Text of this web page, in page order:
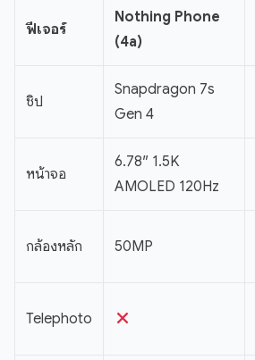
ฟีเจอร์
Nothing Phone
(4a)
ชิป
Snapdragon 7s
Gen 4
หน้าจอ
6.78″ 1.5K
AMOLED 120Hz
กล้องหลัก 50MP
Telephoto